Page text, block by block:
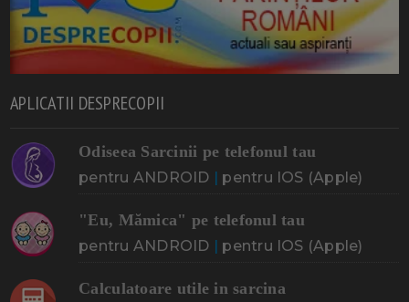
APLICATII DESPRECOPII
Odiseea Sarcinii pe telefonul tau
pentru ANDROID | pentru IOS (Apple)
"Eu, Mămica" pe telefonul tau
pentru ANDROID | pentru IOS (Apple)
Calculatoare utile in sarcina